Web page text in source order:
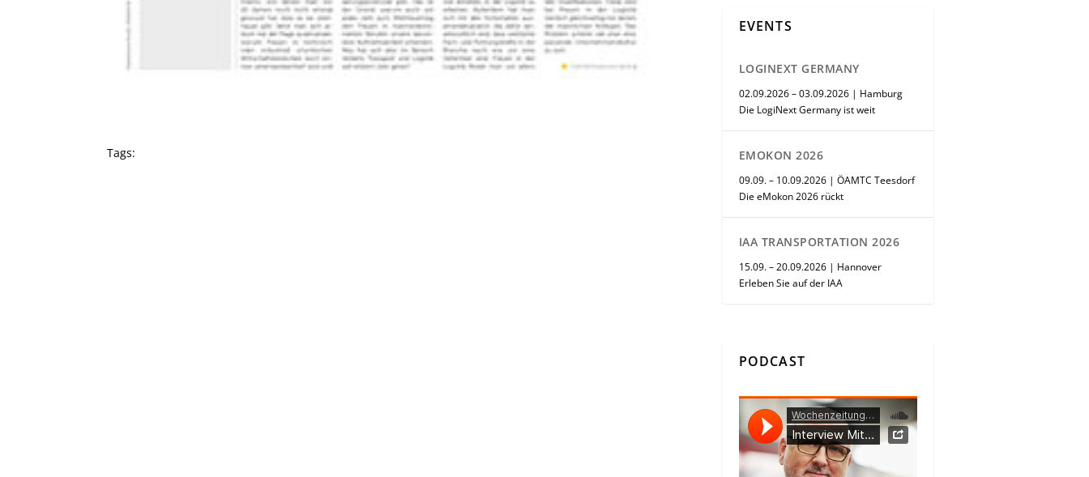
Tags:
EVENTS
LOGINEXT GERMANY
02.09.2026 – 03.09.2026 | Hamburg
Die LogiNext Germany ist weit
EMOKON 2026
09.09. – 10.09.2026 | ÖAMTC Teesdorf
Die eMokon 2026 rückt
IAA TRANSPORTATION 2026
15.09. – 20.09.2026 | Hannover
Erleben Sie auf der IAA
PODCAST